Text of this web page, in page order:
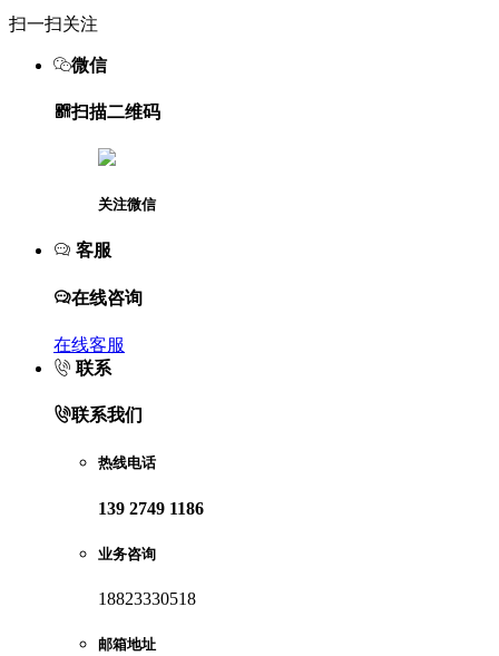
扫一扫关注
微信
扫描二维码
关注微信
客服
在线咨询
在线客服
联系
联系我们
热线电话
139 2749 1186
业务咨询
18823330518
邮箱地址